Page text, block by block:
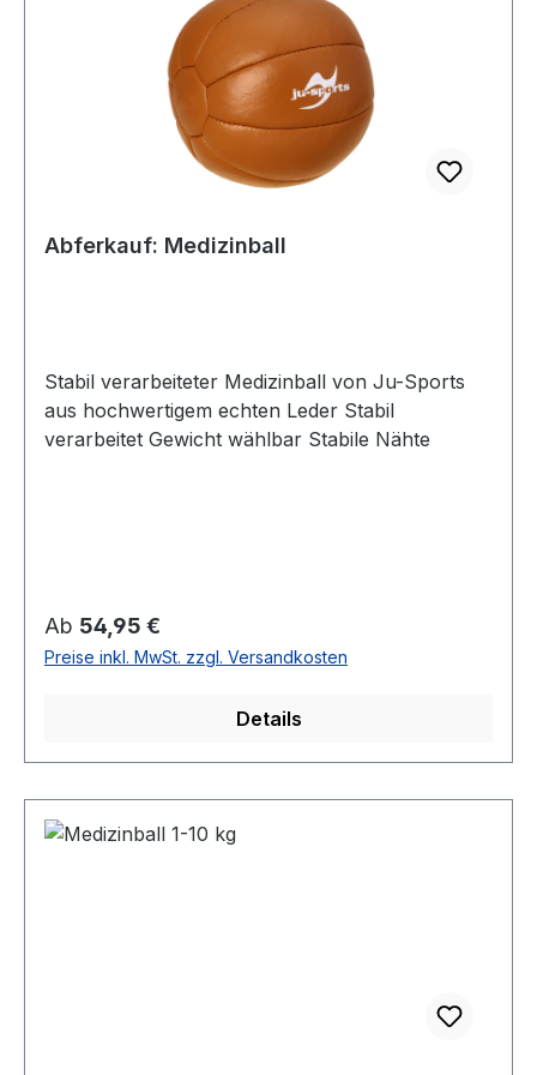
Abferkauf: Medizinball
Stabil verarbeiteter Medizinball von Ju-Sports
aus hochwertigem echten Leder Stabil
verarbeitet Gewicht wählbar Stabile Nähte
Regulärer Preis:
Ab 54,95 €
Preise inkl. MwSt. zzgl. Versandkosten
Details